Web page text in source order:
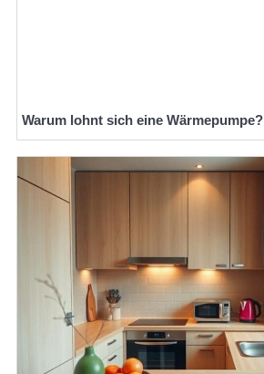
Warum lohnt sich eine Wärmepumpe?